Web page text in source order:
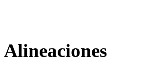
Alineaciones